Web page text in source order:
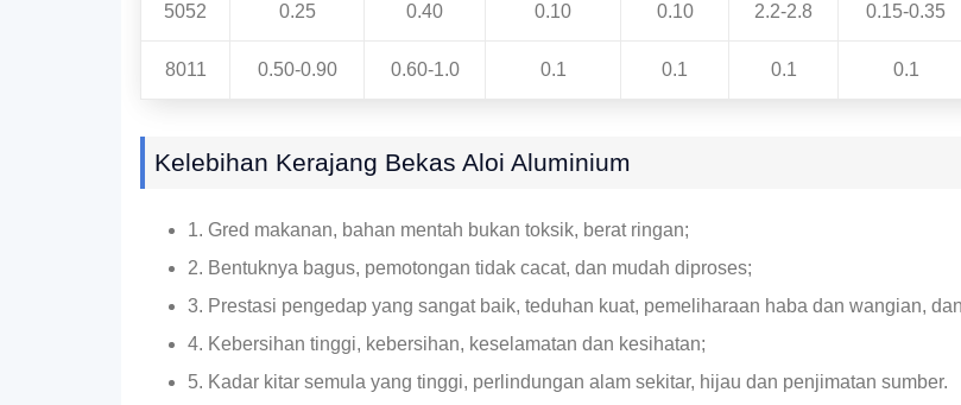
5052 0.25 0.40 0.10 0.10 2.2-2.8 0.15-0.35
8011 0.50-0.90 0.60-1.0 0.1 0.1 0.1 0.1
Kelebihan Kerajang Bekas Aloi Aluminium
1. Gred makanan, bahan mentah bukan toksik, berat ringan;
2. Bentuknya bagus, pemotongan tidak cacat, dan mudah diproses;
3. Prestasi pengedap yang sangat baik, teduhan kuat, pemeliharaan haba dan wangian,
4. Kebersihan tinggi, kebersihan, keselamatan dan kesihatan;
5. Kadar kitar semula yang tinggi, perlindungan alam sekitar, hijau dan penjimatan sumber.